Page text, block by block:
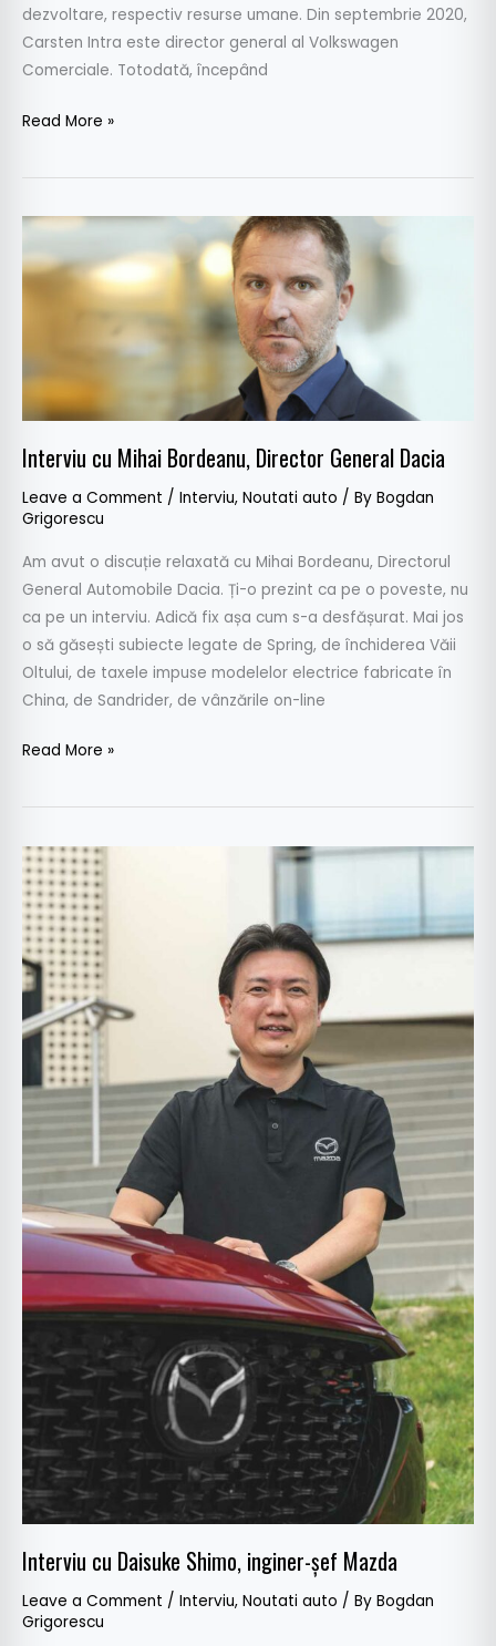
dezvoltare, respectiv resurse umane. Din septembrie 2020,
Carsten Intra este director general al Volkswagen
Comerciale. Totodată, începând
Read More »
Interviu cu Mihai Bordeanu, Director General Dacia
Leave a Comment / Interviu, Noutati auto / By Bogdan
Grigorescu
Am avut o discuție relaxată cu Mihai Bordeanu, Directorul
General Automobile Dacia. Ți-o prezint ca pe o poveste, nu
ca pe un interviu. Adică fix așa cum s-a desfășurat. Mai jos
o să găsești subiecte legate de Spring, de închiderea Văii
Oltului, de taxele impuse modelelor electrice fabricate în
China, de Sandrider, de vânzările on-line
Interviu
cu
Read More »
Interviu cu Daisuke Shimo, inginer-șef Mazda
Leave a Comment / Interviu, Noutati auto / By Bogdan
Grigorescu
Interviu
cu
Daisuke
Shimo,
inginer-
șef
Mazda